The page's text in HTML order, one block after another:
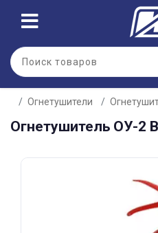
Огнетушители
Огнетушитель ОУ-2
Для клиентов всех банков
Разбейте
оплатуна
без переплат
График платежей